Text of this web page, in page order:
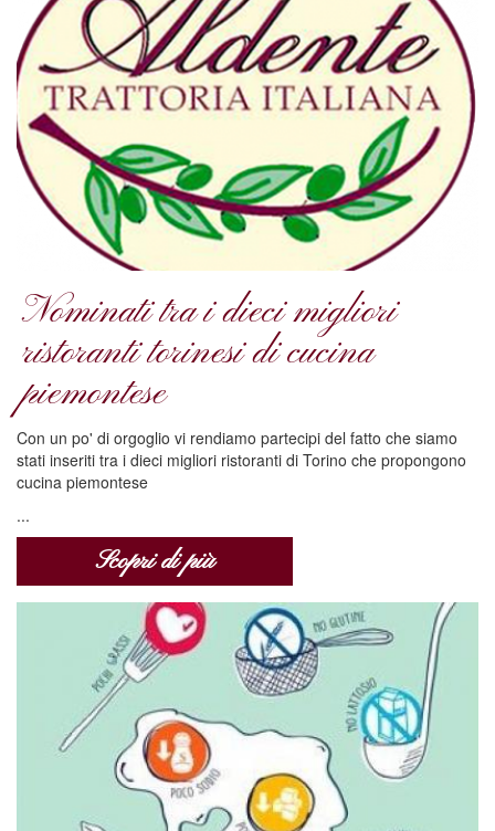
Nominati tra i dieci migliori
ristoranti torinesi di cucina
piemontese
Con un po' di orgoglio vi rendiamo partecipi del fatto che siamo
stati inseriti tra i dieci migliori ristoranti di Torino che propongono
cucina piemontese
...
Scopri di più